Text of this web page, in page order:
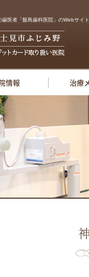
医者「飯島歯科医院」のWebサイト
情報 治療